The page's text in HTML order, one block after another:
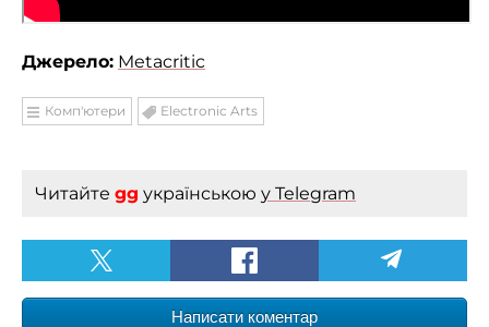
Джерело: Metacritic
Комп'ютери Electronic Arts
Читайте gg українською у Telegram
Написати коментар